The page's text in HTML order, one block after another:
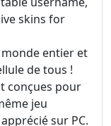
skins for
monde entier et
de tous !
conçues pour
jeu
sur PC.